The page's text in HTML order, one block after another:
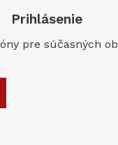
Prihlásenie
pre súčasných